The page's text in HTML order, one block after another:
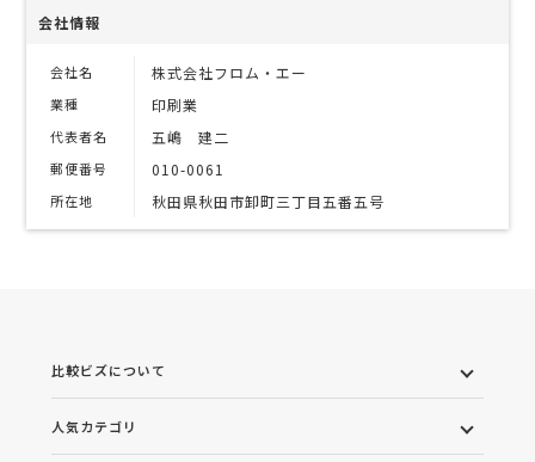
会社情報
会社名 株式会社フロム・エー
業種 印刷業
代表者名 五嶋 建二
郵便番号 010-0061
所在地 秋田県秋田市卸町三丁目五番五号
比較ビズについて
人気カテゴリ